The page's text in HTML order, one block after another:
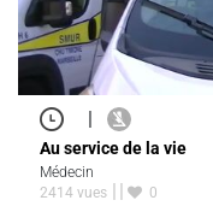
|
Au service de la vie
Médecin
2414 vues
0